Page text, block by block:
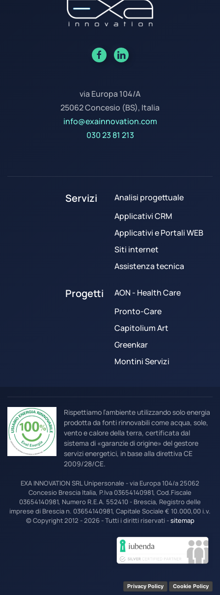
via Europa 104/A
25062 Concesio (BS), Italia
info@exainnovation.com
030 23 81 213
Servizi
Analisi progettuale
Applicativi CRM
Applicativi e Portali WEB
Siti internet
Assistenza tecnica
Progetti
AON - Health Care
Pronto-Care
Capitolium Art
Greenkar
Montini Servizi
Rispettiamo l’ambiente utilizzando solo energia
prodotta da fonti rinnovabili come acqua, sole,
vento e calore della terra, certificata dal
sistema di «garanzie di origine» del gestore
servizi energetici, in base alla direttiva CE
2009/28/CE.
EXA INNOVATION SRL Unipersonale - via Europa 104/a 25062
Concesio Brescia Italia, P.Iva 03654140981, Cod.Fiscale
03654140981, Numero R.E.A. 552410 - Brescia, Registro delle
imprese di Brescia n. 03654140981, Capitale Sociale € 10.000,00 i.v.
© Copyright 2012 - 2026 - Tutti i diritti riservati -sitemap
Privacy Policy Cookie Policy